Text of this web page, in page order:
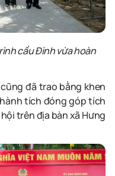
cầu Đình vừa hoàn
đã trao bằng khen
tích đóng góp tích
trên địa bàn xã Hưng